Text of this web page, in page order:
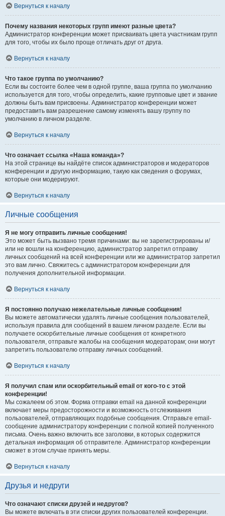
Вернуться к началу
Почему названия некоторых групп имеют разные цвета?
Администратор конференции может присваивать цвета участникам групп
для того, чтобы их было проще отличать друг от друга.
Вернуться к началу
Что такое группа по умолчанию?
Если вы состоите более чем в одной группе, ваша группа по умолчанию
используется для того, чтобы определить, какие групповые цвет и звание
должны быть вам присвоены. Администратор конференции может
предоставить вам разрешение самому изменять вашу группу по
умолчанию в личном разделе.
Вернуться к началу
Что означает ссылка «Наша команда»?
На этой странице вы найдёте список администраторов и модераторов
конференции и другую информацию, такую как сведения о форумах,
которые они модерируют.
Вернуться к началу
Личные сообщения
Я не могу отправить личные сообщения!
Это может быть вызвано тремя причинами: вы не зарегистрированы и/
или не вошли на конференцию, администратор запретил отправку
личных сообщений на всей конференции или же администратор запретил
это вам лично. Свяжитесь с администратором конференции для
получения дополнительной информации.
Вернуться к началу
Я постоянно получаю нежелательные личные сообщения!
Вы можете автоматически удалять личные сообщения пользователей,
используя правила для сообщений в вашем личном разделе. Если вы
получаете оскорбительные личные сообщения от конкретного
пользователя, отправьте жалобы на сообщения модераторам; они могут
запретить пользователю отправку личных сообщений.
Вернуться к началу
Я получил спам или оскорбительный email от кого-то с этой
конференции!
Мы сожалеем об этом. Форма отправки email на данной конференции
включает меры предосторожности и возможность отслеживания
пользователей, отправляющих подобные сообщения. Отправьте email-
сообщение администратору конференции с полной копией полученного
письма. Очень важно включить все заголовки, в которых содержится
детальная информация об отправителе. Администратор конференции
сможет в этом случае принять меры.
Вернуться к началу
Друзья и недруги
Что означают списки друзей и недругов?
Вы можете включать в эти списки других пользователей конференции.